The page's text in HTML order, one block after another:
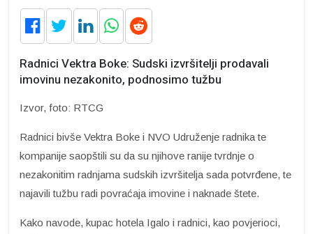
Radnici Vektra Boke: Sudski izvršitelji prodavali
imovinu nezakonito, podnosimo tužbu
Izvor, foto: RTCG
Radnici bivše Vektra Boke i NVO Udruženje radnika te
kompanije saopštili su da su njihove ranije tvrdnje o
nezakonitim radnjama sudskih izvršitelja sada potvrđene, te
najavili tužbu radi povraćaja imovine i naknade štete.
Kako navode, kupac hotela Igalo i radnici, kao povjerioci,